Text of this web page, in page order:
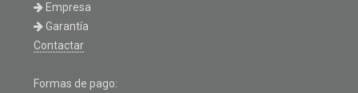
Empresa
Garantía
Contactar
Formas de pago: